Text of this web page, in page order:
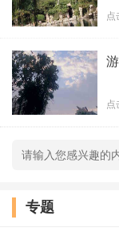
点
点
专题